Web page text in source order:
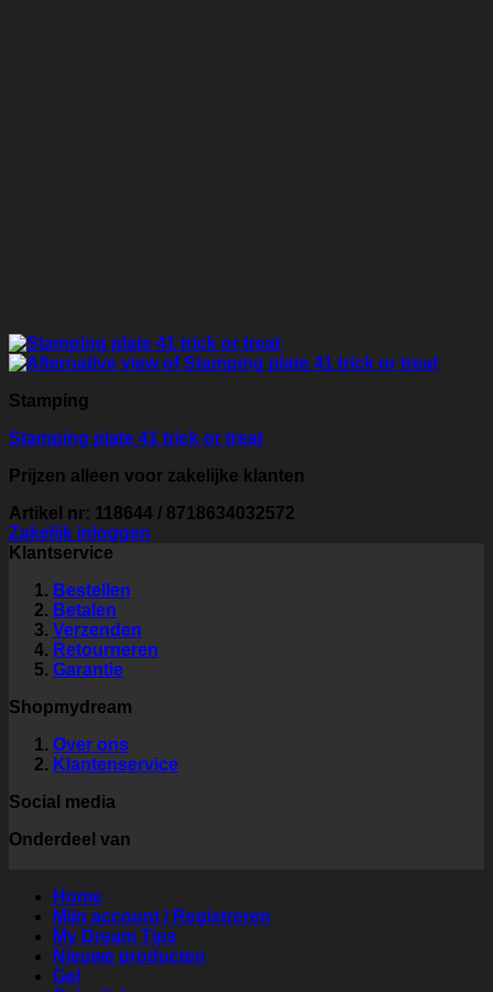
Stamping
Stamping plate 41 trick or treat
Prijzen alleen voor zakelijke klanten
Artikel nr: 118644 / 8718634032572
Zakelijk inloggen
Klantservice
Bestellen
Betalen
Verzenden
Retourneren
Garantie
Shopmydream
Over ons
Klantenservice
Social media
Onderdeel van
Home
Mijn account / Registreren
My Dream Tips
Nieuwe producten
Gel